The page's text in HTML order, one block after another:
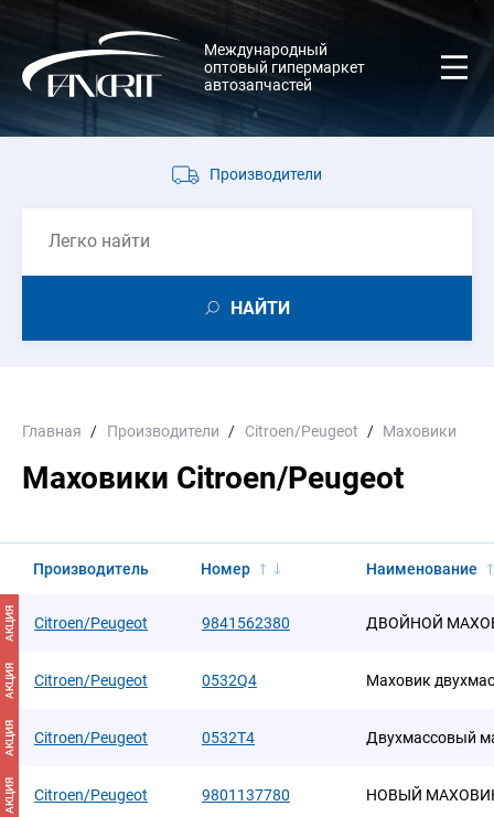
Международный
оптовый гипермаркет
автозапчастей
Производители
НАЙТИ
Главная Производители Citroen/Peugeot Маховики
Маховики Citroen/Peugeot
Производитель Номер Наименование
АКЦИЯ Citroen/Peugeot 9841562380 ДВОЙНОЙ
АКЦИЯ Citroen/Peugeot 0532Q4 Маховик
АКЦИЯ Citroen/Peugeot 0532T4 Двухмассовый
АКЦИЯ Citroen/Peugeot 9801137780 НОВЫЙ